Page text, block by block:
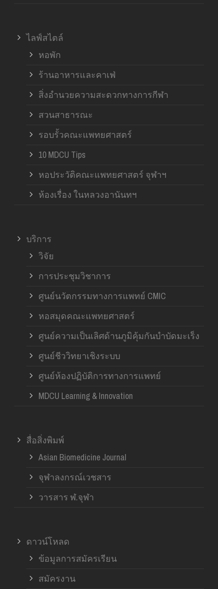
ไลฟ์สไตล์
หอพัก
ร้านอาหารและคาเฟ่
สิ่งอำนวยความสะดวกทางการกีฬา
สวนสาธารณะ
รอบรั้วคณะแพทยศาสตร์
10 MDCU Tips
หอประวัติคณะแพทยศาสตร์ จุฬาฯ
ห้องเรื่อง ในหลวงอานันทฯ
บริการ
วิจัย
การประชุมวิชาการ
ศูนย์นวัตกรรมทางการแพทย์ CMIC
หอสมุดคณะแพทยศาสตร์
ศูนย์ความเป็นเลิศด้านภูมิคุ้มกันบำบัดมะเร็ง
ศูนย์ชีววิทยาเชิงระบบ
ศูนย์ห้องปฏิบัติการทางการแพทย์
MDCU Learning & Innovation
สื่อสิ่งพิมพ์
Asian Biomedicine Journal
จุฬาลงกรณ์เวชสาร
วารสาร ฬ.จุฬา
ดาวน์โหลด
ข้อมูลการสมัครเรียน
สมัครงาน